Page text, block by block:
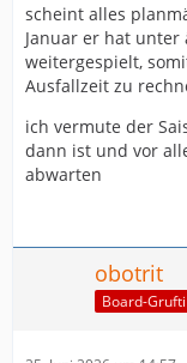
scheint alles
Januar er hat
weitergespielt,
Ausfallzeit zu
ich vermute der
dann ist und vor
abwarten
obotrit
Board-Grufti